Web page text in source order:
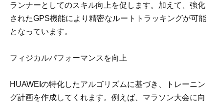
ランナーとしてのスキル向上を促します。加えて、強化
されたGPS機能により精密なルートトラッキングが可能
となっています。
フィジカルパフォーマンスを向上
HUAWEIの特化したアルゴリズムに基づき、トレーニン
グ計画を作成してくれます。例えば、マラソン大会に向